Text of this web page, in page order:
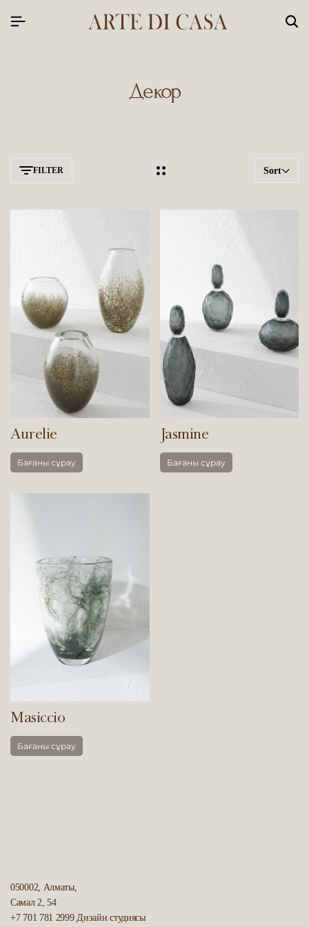
Декор
FILTER Sort
Aurelie
Бағаны сұрау
Jasmine
Бағаны сұрау
Masiccio
Бағаны сұрау
050002, Алматы,
Самал 2, 54
+7 701 781 2999Дизайн студиясы